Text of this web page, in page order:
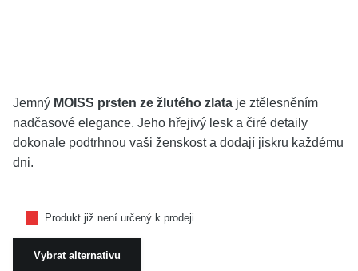
Jemný MOISS prsten ze žlutého zlata je ztělesněním
nadčasové elegance. Jeho hřejivý lesk a čiré detaily
dokonale podtrhnou vaši ženskost a dodají jiskru každému
dni.
Produkt již není určený k prodeji.
Vybrat alternativu